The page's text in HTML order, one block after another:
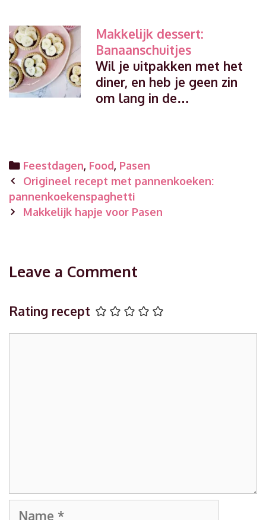
Makkelijk dessert:
Banaanschuitjes
Wil je uitpakken met het
diner, en heb je geen zin
om lang in de…
Categories
Feestdagen, Food, Pasen
Post
navigation
Origineel recept met pannenkoeken:
pannenkoekenspaghetti
Makkelijk hapje voor Pasen
Leave a Comment
Rating recept
Name